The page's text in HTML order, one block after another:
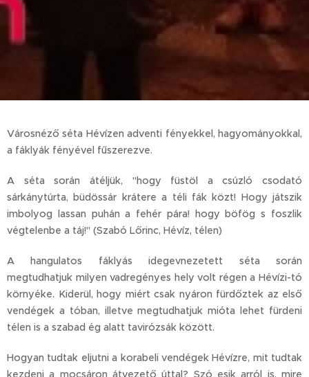
Városnéző séta Hévízen adventi fényekkel, hagyományokkal,
a fáklyák fényével fűszerezve.
A séta során átéljük, "hogy füstöl a csúzló csodató
sárkánytúrta, büdössár krátere a téli fák közt! Hogy játszik
imbolyog lassan puhán a fehér pára! hogy böfög s foszlik
végtelenbe a táj!" (Szabó Lőrinc, Hévíz, télen)
A hangulatos fáklyás idegevnezetett séta során
megtudhatjuk milyen vadregényes hely volt régen a Hévízi-tó
környéke. Kiderül, hogy miért csak nyáron fürdőztek az első
vendégek a tóban, illetve megtudhatjuk mióta lehet fürdeni
télen is a szabad ég alatt tavirózsák között.
Hogyan tudtak eljutni a korabeli vendégek Hévízre, mit tudtak
kezdeni a mocsáron átvezető úttal? Szó esik arról is, mire